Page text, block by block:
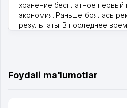
хранение бесплатное первый
экономия. Раньше боялась
результаты. В последнее
Foydali ma'lumotlar